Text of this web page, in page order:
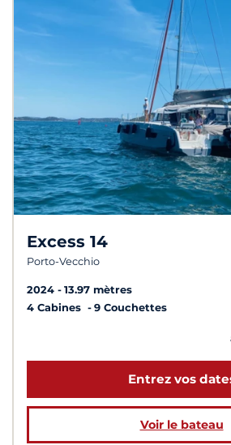
Excess 14
Porto-Vecchio
2024
13.97 mètres
4 Cabines
9 Couchettes
Entrez vos
Voir le bateau